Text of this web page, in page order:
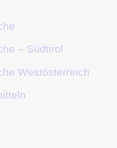
– Südtirol
Westösterreich